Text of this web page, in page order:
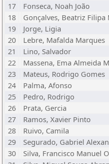
17
Fonseca, Noah João
18
Gonçalves, Beatriz
19
Jorge, Ligia
20
Lebre, Mafalda Marques
21
Lino, Salvador
22
Massena, Ema Almeida
23
Mateus, Rodrigo Gomes
24
Palma, Afonso
25
Pedro, Rodrigo
26
Prata, Gercia
27
Ramos, Xavier Pinto
28
Ruivo, Camila
29
Segurado, Gabriel
30
Silva, Francisco Manuel